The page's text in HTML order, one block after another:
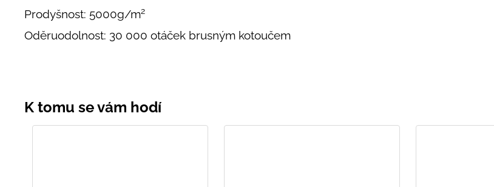
Prodyšnost: 5000g/m2
Oděruodolnost: 30 000 otáček brusným kotoučem